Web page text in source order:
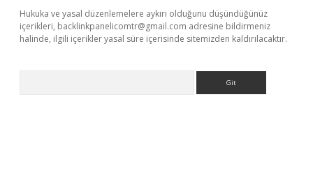
Hukuka ve yasal düzenlemelere aykırı olduğunu düşündüğünüz
içerikleri, backlinkpanelicomtr@gmail.com adresine bildirmeniz
halinde, ilgili içerikler yasal süre içerisinde sitemizden kaldırılacaktır.